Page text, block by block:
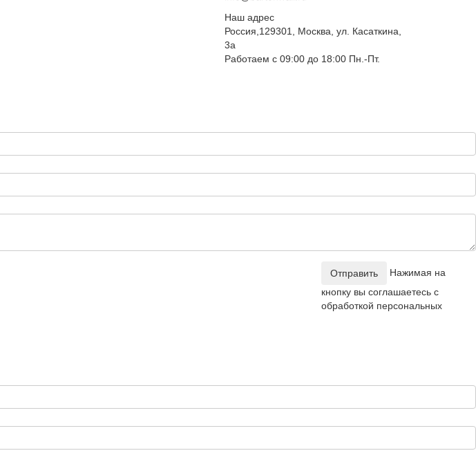
Наш адрес
Россия,129301, Москва, ул. Касаткина,
3а
Работаем с 09:00 до 18:00 Пн.-Пт.
Отправить
Нажимая на
кнопку вы соглашаетесь с
обработкой персональных